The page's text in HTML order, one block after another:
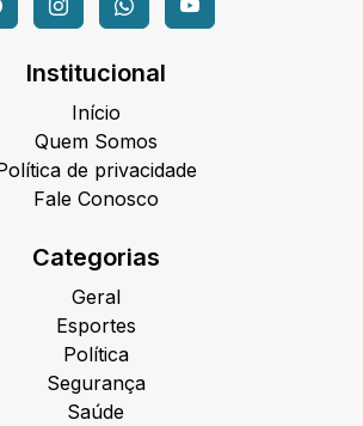
Institucional
Início
Quem Somos
de privacidade
Fale Conosco
Categorias
Geral
Esportes
Política
Segurança
Saúde